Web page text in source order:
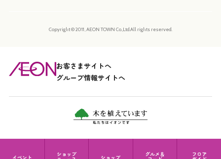
イベント ショップ ショップ グルメ＆ フロア
Copyright © 2011, AEON TOWN Co.,Ltd.All rights reserved.
お客さまサイトへ
グループ情報サイトへ